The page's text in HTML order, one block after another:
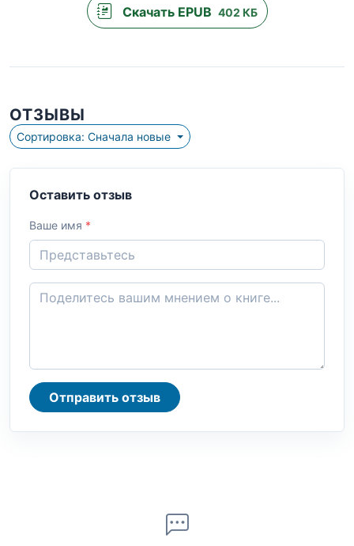
Скачать EPUB 402 КБ
ОТЗЫВЫ
Сортировка: Сначала новые
Оставить отзыв
Ваше имя *
Отправить отзыв